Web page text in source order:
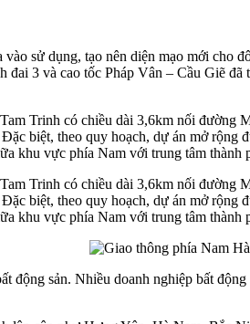
sử dụng, tạo nên diện mạo mới
3 và cao tốc Pháp Vân – Cầu Giẽ
Trinh có chiều dài 3,6km nối
biệt, theo quy hoạch, dự án mở rộng
khu vực phía Nam với trung tâm thành
Trinh có chiều dài 3,6km nối
biệt, theo quy hoạch, dự án mở rộng
khu vực phía Nam với trung tâm thành
động sản. Nhiều doanh nghiệp bất